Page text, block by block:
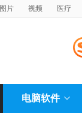
图片 视频 医疗
电脑软件